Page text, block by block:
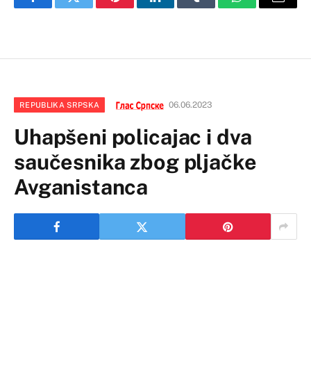
FacebookTwitter PinterestLinkedInTumblr WhatsAppEmail
REPUBLIKA SRPSKA 06.06.2023
Uhapšeni policajac i dva
saučesnika zbog pljačke
Avganistanca